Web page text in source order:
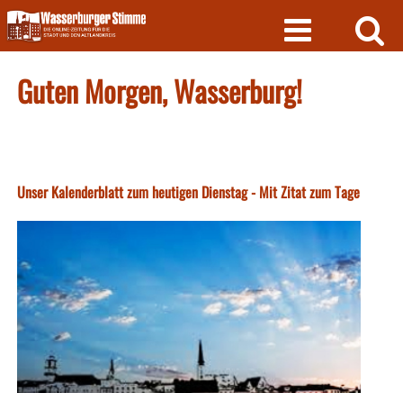
Skip
to
content
Guten Morgen, Wasserburg!
Unser Kalenderblatt zum heutigen Dienstag - Mit Zitat zum Tage